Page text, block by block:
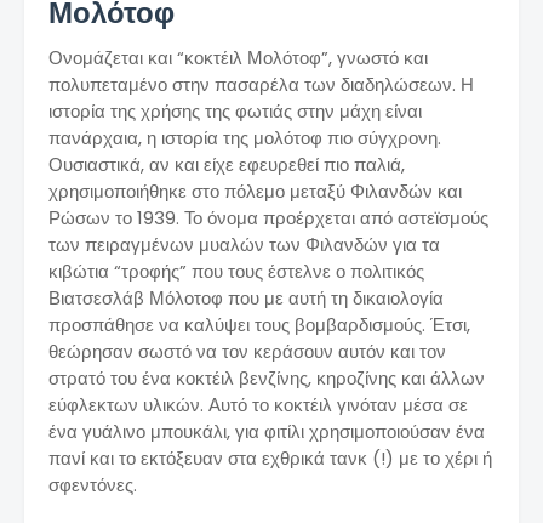
Μολότοφ
Ονομάζεται και “κοκτέιλ Μολότοφ”, γνωστό και
πολυπεταμένο στην πασαρέλα των διαδηλώσεων. Η
ιστορία της χρήσης της φωτιάς στην μάχη είναι
πανάρχαια, η ιστορία της μολότοφ πιο σύγχρονη.
Ουσιαστικά, αν και είχε εφευρεθεί πιο παλιά,
χρησιμοποιήθηκε στο πόλεμο μεταξύ Φιλανδών και
Ρώσων το 1939. Το όνομα προέρχεται από αστεϊσμούς
των πειραγμένων μυαλών των Φιλανδών για τα
κιβώτια “τροφής” που τους έστελνε ο πολιτικός
Βιατσεσλάβ Μόλοτοφ που με αυτή τη δικαιολογία
προσπάθησε να καλύψει τους βομβαρδισμούς. Έτσι,
θεώρησαν σωστό να τον κεράσουν αυτόν και τον
στρατό του ένα κοκτέιλ βενζίνης, κηροζίνης και άλλων
εύφλεκτων υλικών. Αυτό το κοκτέιλ γινόταν μέσα σε
ένα γυάλινο μπουκάλι, για φιτίλι χρησιμοποιούσαν ένα
πανί και το εκτόξευαν στα εχθρικά τανκ (!) με το χέρι ή
σφεντόνες.